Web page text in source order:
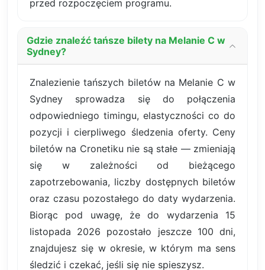
przed rozpoczęciem programu.
Gdzie znaleźć tańsze bilety na Melanie C w
Sydney?
Znalezienie tańszych biletów na Melanie C w
Sydney sprowadza się do połączenia
odpowiedniego timingu, elastyczności co do
pozycji i cierpliwego śledzenia oferty. Ceny
biletów na Cronetiku nie są stałe — zmieniają
się w zależności od bieżącego
zapotrzebowania, liczby dostępnych biletów
oraz czasu pozostałego do daty wydarzenia.
Biorąc pod uwagę, że do wydarzenia 15
listopada 2026 pozostało jeszcze 100 dni,
znajdujesz się w okresie, w którym ma sens
śledzić i czekać, jeśli się nie spieszysz.